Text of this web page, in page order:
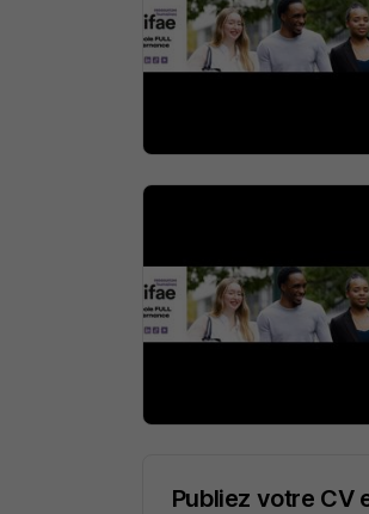
Publiez votre CV